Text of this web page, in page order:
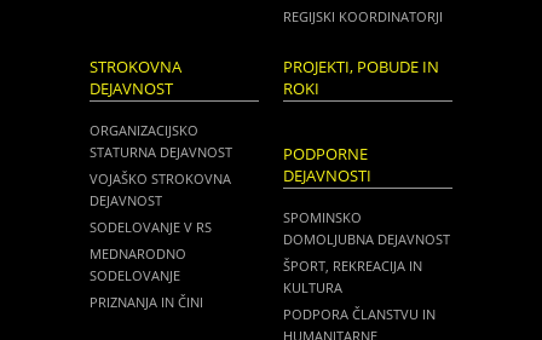
REGIJSKI KOORDINATORJI
STROKOVNA
DEJAVNOST
ORGANIZACIJSKO
STATURNA DEJAVNOST
VOJAŠKO STROKOVNA
DEJAVNOST
SODELOVANJE V RS
MEDNARODNO
SODELOVANJE
PRIZNANJA IN ČINI
PROJEKTI, POBUDE IN
ROKI
PODPORNE
DEJAVNOSTI
SPOMINSKO
DOMOLJUBNA DEJAVNOST
ŠPORT, REKREACIJA IN
KULTURA
PODPORA ČLANSTVU IN
HUMANITARNE